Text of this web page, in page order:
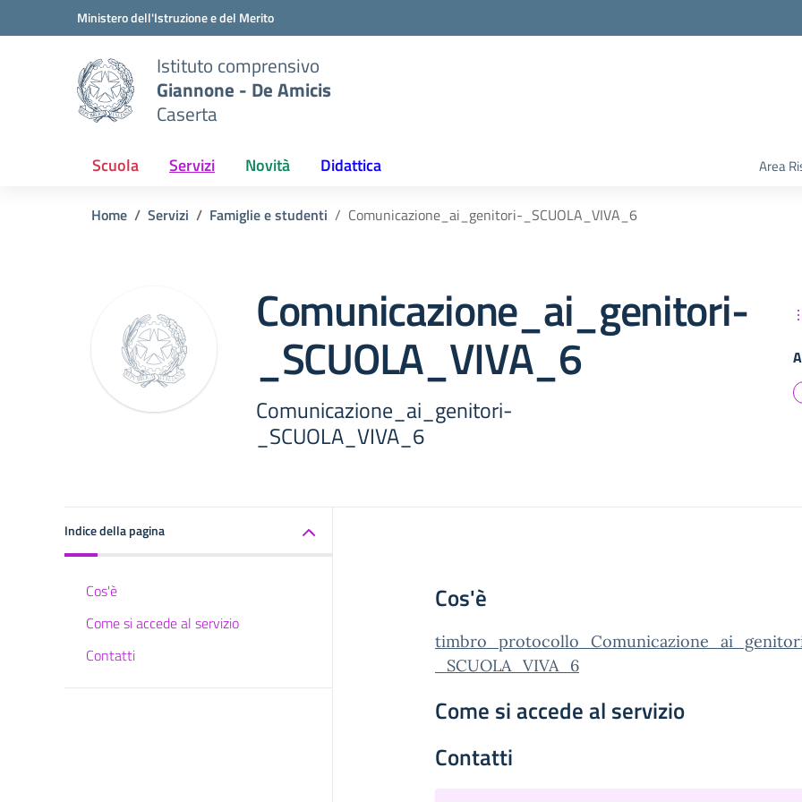
Vai ai contenuti
Vai al menu di navigazioneMinistero dell'Istruzione e del Merito
Istituto comprensivo
Giannone - De Amicis
Caserta
Scuola Servizi Novità Didattica Area
Home Servizi Famiglie e studenti Comunicazione_ai_genitori-_SCUOLA_VIVA_6
Comunicazione_ai_genitori-
_SCUOLA_VIVA_6
Comunicazione_ai_genitori-
_SCUOLA_VIVA_6
Indice della pagina
Cos'è
Come si accede al servizio
Contatti
Cos'è
_SCUOLA_VIVA_6
Come si accede al servizio
Contatti